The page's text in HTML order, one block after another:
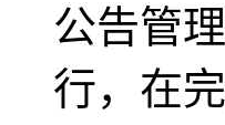
公告管
行，在